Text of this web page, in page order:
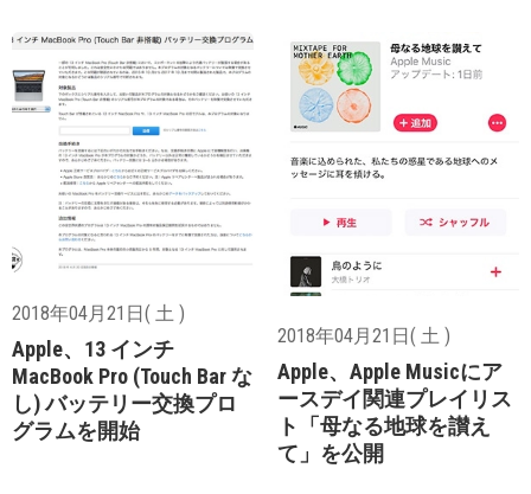
2018年04月21日( 土 )
Apple、13 インチ
MacBook Pro (Touch Bar な
し) バッテリー交換プロ
グラムを開始
2018年04月21日( 土 )
Apple、Apple Musicにア
ースデイ関連プレイリス
ト「母なる地球を讃え
て」を公開